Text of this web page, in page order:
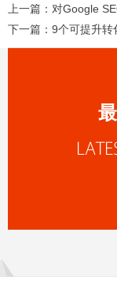
上一篇： 对Google
下一篇： 9个可提升转